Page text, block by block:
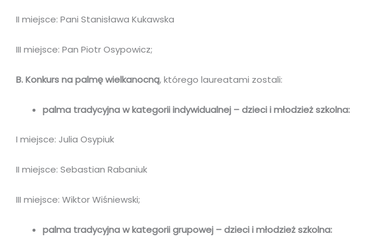
II miejsce: Pani Stanisława Kukawska
III miejsce: Pan Piotr Osypowicz;
B. Konkurs na palmę wielkanocną, którego laureatami zostali:
palma tradycyjna w kategorii indywidualnej – dzieci i młodzież szkolna:
I miejsce: Julia Osypiuk
II miejsce: Sebastian Rabaniuk
III miejsce: Wiktor Wiśniewski;
palma tradycyjna w kategorii grupowej – dzieci i młodzież szkolna: